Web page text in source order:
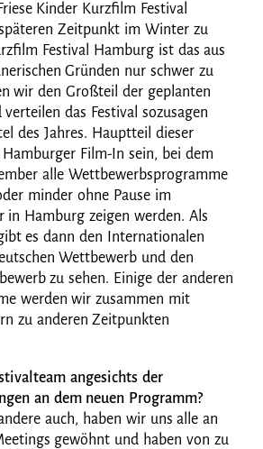
Kinder Kurzfilm Festival
Zeitpunkt im Winter zu
Festival Hamburg ist das aus
Gründen nur schwer zu
wir den Großteil der geplanten
das Festival sozusagen
des Jahres. Hauptteil dieser
Film-In sein, bei dem
alle Wettbewerbsprogramme
minder ohne Pause im
in Hamburg zeigen werden. Als
es dann den Internationalen
Wettbewerb und den
zu sehen. Einige der anderen
werden wir zusammen mit
zu anderen Zeitpunkten
angesichts der
an dem neuen Programm?
auch, haben wir uns alle an
gewöhnt und haben von zu